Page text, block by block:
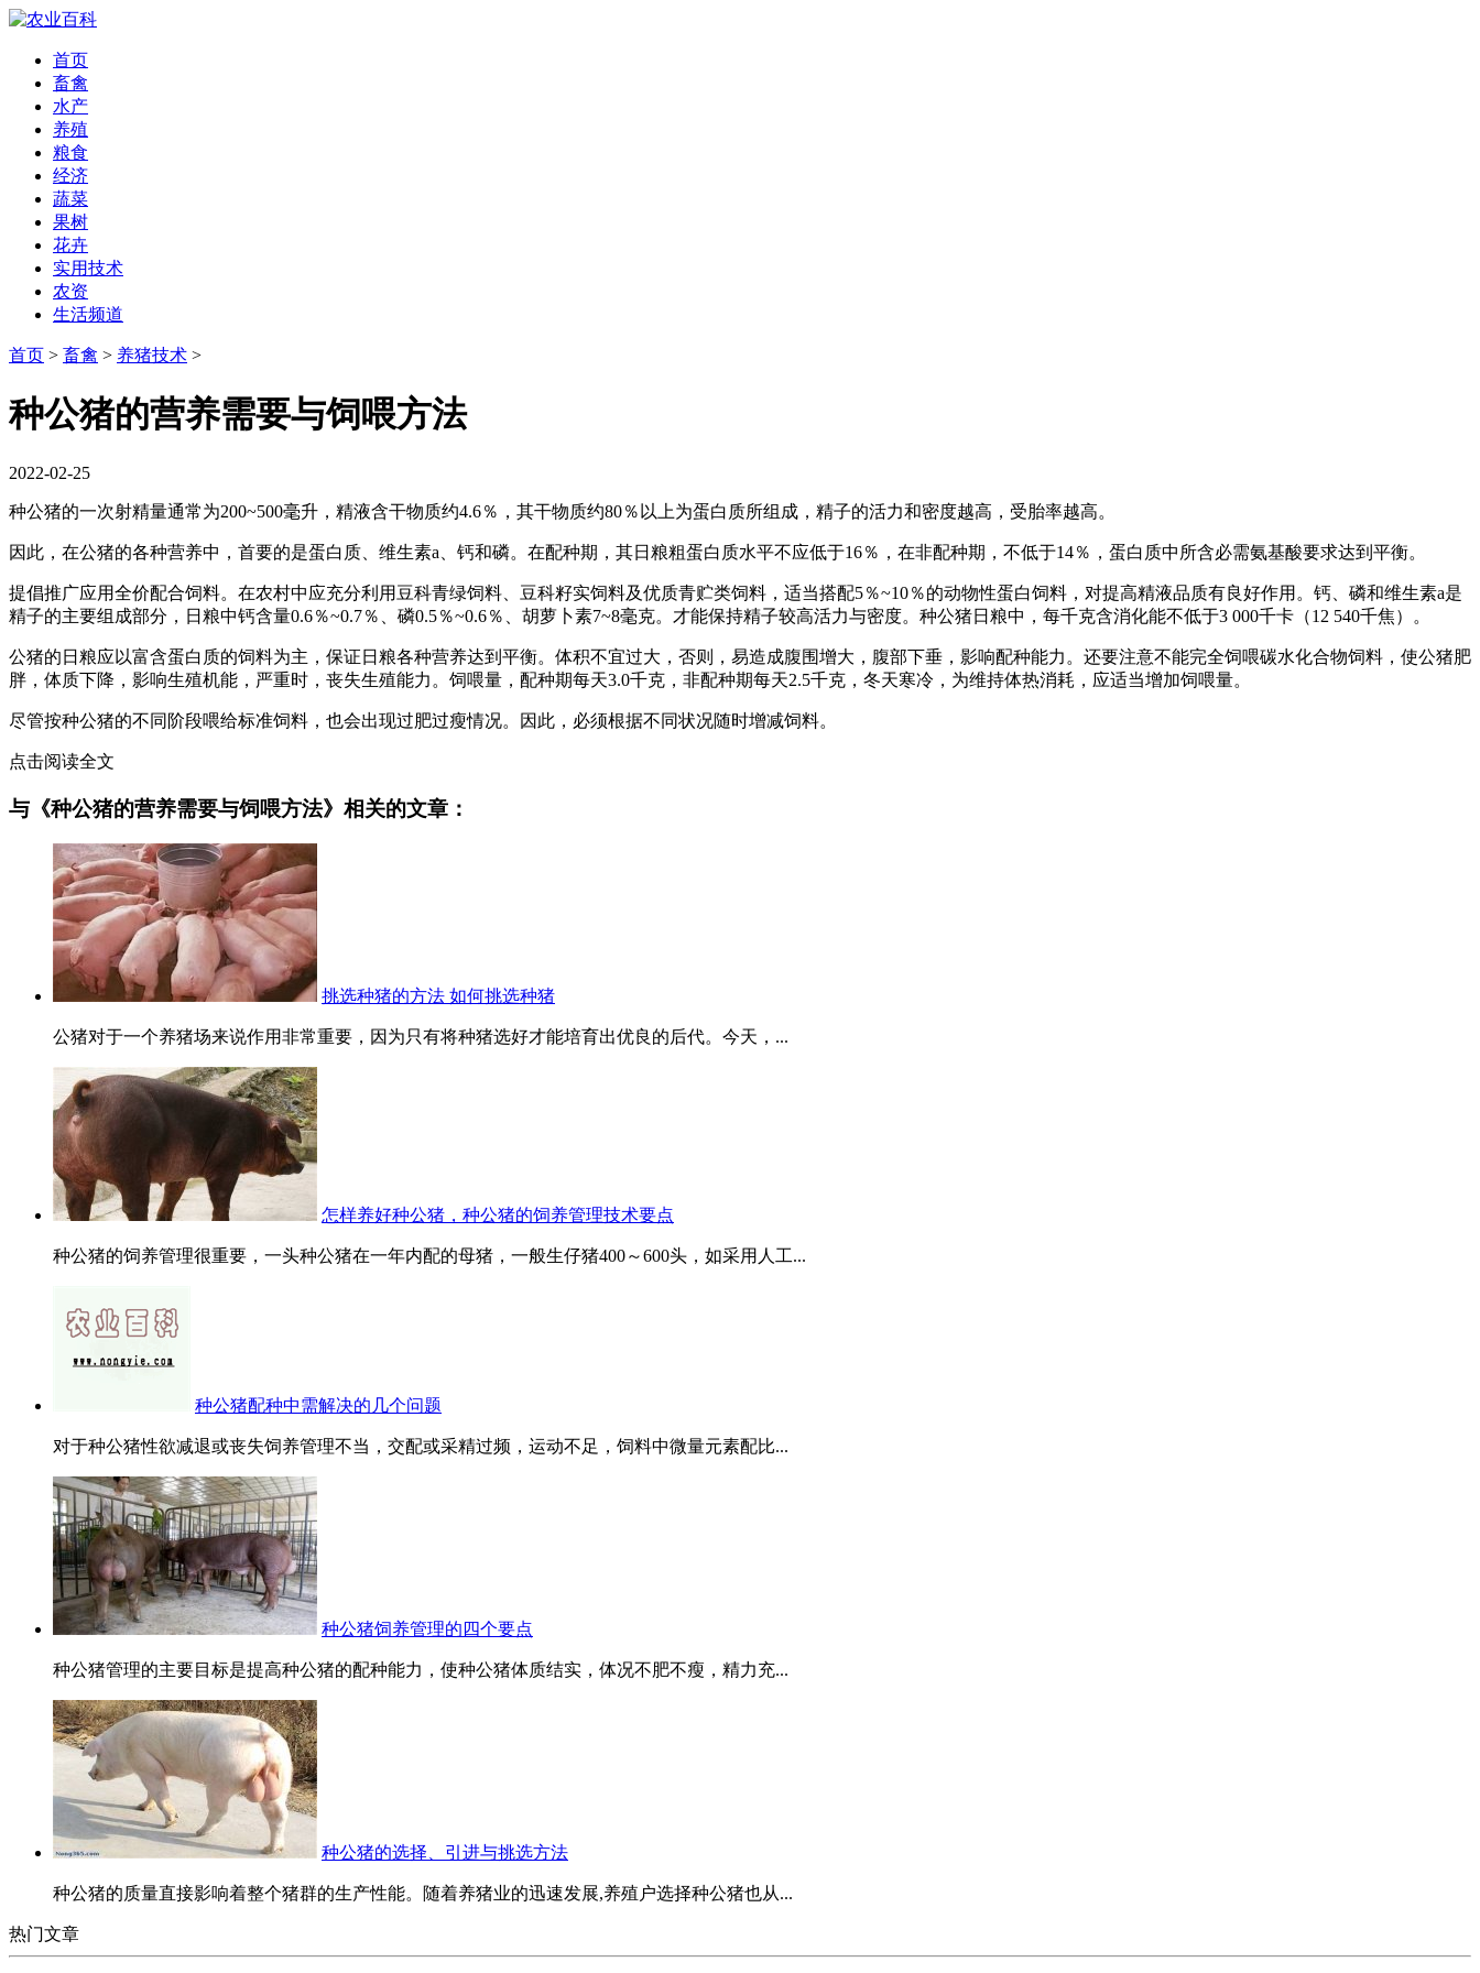
首页
畜禽
水产
养殖
粮食
经济
蔬菜
果树
花卉
实用技术
农资
生活频道
首页 > 畜禽 > 养猪技术 >
种公猪的营养需要与饲喂方法
2022-02-25
种公猪的一次射精量通常为200~500毫升，精液含干物质约4.6％，其干物质约80％以上为蛋白质所组成，精子的活力和密度越高，受胎率越高。
因此，在公猪的各种营养中，首要的是蛋白质、维生素a、钙和磷。在配种期，其日粮粗蛋白质水平不应低于16％，在非配种期，不低于14％，蛋白质中所含必需氨基酸要求达到平衡。
提倡推广应用全价配合饲料。在农村中应充分利用豆科青绿饲料、豆科籽实饲料及优质青贮类饲料，适当搭配5％~10％的动物性蛋白饲料，对提高精液品质有良好作用。钙、磷和维生素a是
精子的主要组成部分，日粮中钙含量0.6％~0.7％、磷0.5％~0.6％、胡萝卜素7~8毫克。才能保持精子较高活力与密度。种公猪日粮中，每千克含消化能不低于3 000千卡（12 540千焦）。
公猪的日粮应以富含蛋白质的饲料为主，保证日粮各种营养达到平衡。体积不宜过大，否则，易造成腹围增大，腹部下垂，影响配种能力。还要注意不能完全饲喂碳水化合物饲料，使公猪肥
胖，体质下降，影响生殖机能，严重时，丧失生殖能力。饲喂量，配种期每天3.0千克，非配种期每天2.5千克，冬天寒冷，为维持体热消耗，应适当增加饲喂量。
尽管按种公猪的不同阶段喂给标准饲料，也会出现过肥过瘦情况。因此，必须根据不同状况随时增减饲料。
点击阅读全文
与《种公猪的营养需要与饲喂方法》相关的文章：
挑选种猪的方法 如何挑选种猪
公猪对于一个养猪场来说作用非常重要，因为只有将种猪选好才能培育出优良的后代。今天，...
怎样养好种公猪，种公猪的饲养管理技术要点
种公猪的饲养管理很重要，一头种公猪在一年内配的母猪，一般生仔猪400～600头，如采用人工...
种公猪配种中需解决的几个问题
对于种公猪性欲减退或丧失饲养管理不当，交配或采精过频，运动不足，饲料中微量元素配比...
种公猪饲养管理的四个要点
种公猪管理的主要目标是提高种公猪的配种能力，使种公猪体质结实，体况不肥不瘦，精力充...
种公猪的选择、引进与挑选方法
种公猪的质量直接影响着整个猪群的生产性能。随着养猪业的迅速发展,养殖户选择种公猪也从...
热门文章